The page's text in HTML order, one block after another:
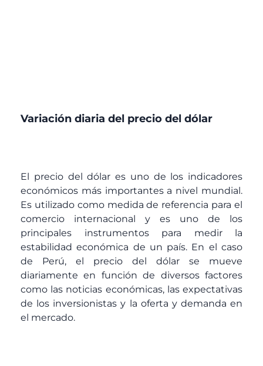
Variación diaria del precio del dólar
El precio del dólar es uno de los indicadores
económicos más importantes a nivel mundial.
Es utilizado como medida de referencia para el
comercio internacional y es uno de los
principales instrumentos para medir la
estabilidad económica de un país. En el caso
de Perú, el precio del dólar se mueve
diariamente en función de diversos factores
como las noticias económicas, las expectativas
de los inversionistas y la oferta y demanda en
el mercado.